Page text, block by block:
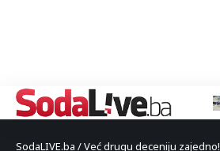
SodaLIVE.ba / Već drugu deceniju zajedno!